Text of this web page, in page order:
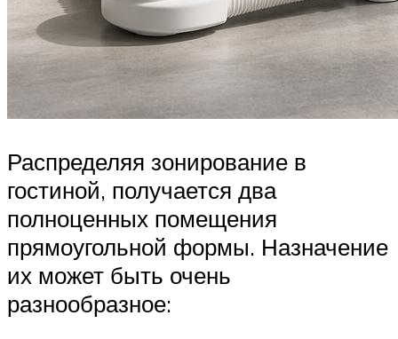
Распределяя зонирование в
гостиной, получается два
полноценных помещения
прямоугольной формы. Назначение
их может быть очень
разнообразное: